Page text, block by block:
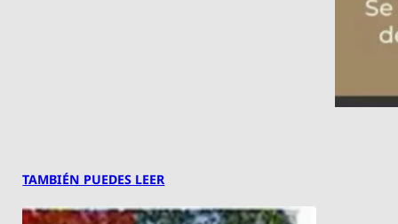
TAMBIÉN PUEDES LEER